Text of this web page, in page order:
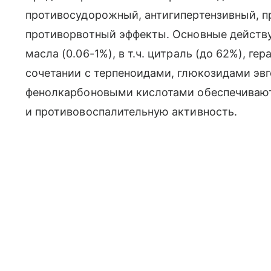
противосудорожный, антигипертензивный,
противорвотный эффекты. Основные
масла (0.06-1%), в т.ч. цитраль (до 62%),
сочетании с терпеноидами, глюкозидами
фенолкарбоновыми кислотами
и противовоспалительную активность.